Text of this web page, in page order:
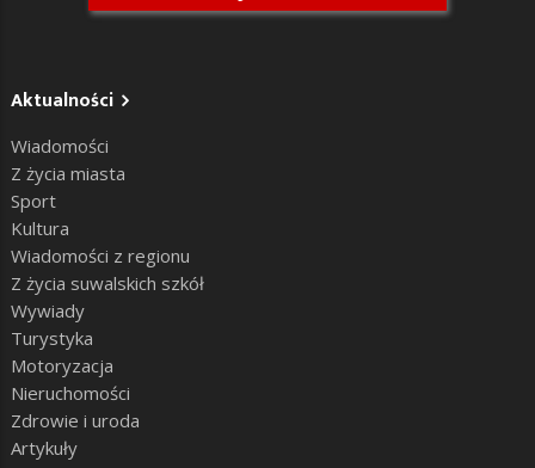
Aktualności
Wiadomości
Z życia miasta
Sport
Kultura
Wiadomości z regionu
Z życia suwalskich szkół
Wywiady
Turystyka
Motoryzacja
Nieruchomości
Zdrowie i uroda
Artykuły